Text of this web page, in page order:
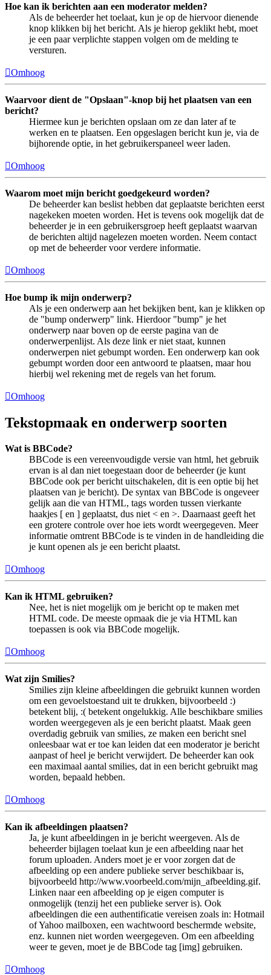
Hoe kan ik berichten aan een moderator melden?
Als de beheerder het toelaat, kun je op de hiervoor dienende
knop klikken bij het bericht. Als je hierop geklikt hebt, moet
je een paar verplichte stappen volgen om de melding te
versturen.
Omhoog
Waarvoor dient de "Opslaan"-knop bij het plaatsen van een
bericht?
Hiermee kun je berichten opslaan om ze dan later af te
werken en te plaatsen. Een opgeslagen bericht kun je, via de
bijhorende optie, in het gebruikerspaneel weer laden.
Omhoog
Waarom moet mijn bericht goedgekeurd worden?
De beheerder kan beslist hebben dat geplaatste berichten eerst
nagekeken moeten worden. Het is tevens ook mogelijk dat de
beheerder je in een gebruikersgroep heeft geplaatst waarvan
de berichten altijd nagelezen moeten worden. Neem contact
op met de beheerder voor verdere informatie.
Omhoog
Hoe bump ik mijn onderwerp?
Als je een onderwerp aan het bekijken bent, kan je klikken op
de "bump onderwerp" link. Hierdoor "bump" je het
onderwerp naar boven op de eerste pagina van de
onderwerpenlijst. Als deze link er niet staat, kunnen
onderwerpen niet gebumpt worden. Een onderwerp kan ook
gebumpt worden door een antwoord te plaatsen, maar hou
hierbij wel rekening met de regels van het forum.
Omhoog
Tekstopmaak en onderwerp soorten
Wat is BBCode?
BBCode is een vereenvoudigde versie van html, het gebruik
ervan is al dan niet toegestaan door de beheerder (je kunt
BBCode ook per bericht uitschakelen, dit is een optie bij het
plaatsen van je bericht). De syntax van BBCode is ongeveer
gelijk aan die van HTML, tags worden tussen vierkante
haakjes [ en ] geplaatst, dus niet < en >. Daarnaast geeft het
een grotere controle over hoe iets wordt weergegeven. Meer
informatie omtrent BBCode is te vinden in de handleiding die
je kunt openen als je een bericht plaatst.
Omhoog
Kan ik HTML gebruiken?
Nee, het is niet mogelijk om je bericht op te maken met
HTML code. De meeste opmaak die je via HTML kan
toepassen is ook via BBCode mogelijk.
Omhoog
Wat zijn Smilies?
Smilies zijn kleine afbeeldingen die gebruikt kunnen worden
om een gevoelstoestand uit te drukken, bijvoorbeeld :)
betekent blij, :( betekent ongelukkig. Alle beschikbare smilies
worden weergegeven als je een bericht plaatst. Maak geen
overdadig gebruik van smilies, ze maken een bericht snel
onleesbaar wat er toe kan leiden dat een moderator je bericht
aanpast of heel je bericht verwijdert. De beheerder kan ook
een maximaal aantal smilies, dat in een bericht gebruikt mag
worden, bepaald hebben.
Omhoog
Kan ik afbeeldingen plaatsen?
Ja, je kunt afbeeldingen in je bericht weergeven. Als de
beheerder bijlagen toelaat kun je een afbeelding naar het
forum uploaden. Anders moet je er voor zorgen dat de
afbeelding op een andere publieke server beschikbaar is,
bijvoorbeeld http://www.voorbeeld.com/mijn_afbeelding.gif.
Linken naar een afbeelding op je eigen computer is
onmogelijk (tenzij het een publieke server is). Ook
afbeeldingen die een authentificatie vereisen zoals in: Hotmail
of Yahoo mailboxen, een wachtwoord beschermde website,
enz. kunnen niet worden weergegeven. Om een afbeelding
weer te geven, moet je de BBCode tag [img] gebruiken.
Omhoog